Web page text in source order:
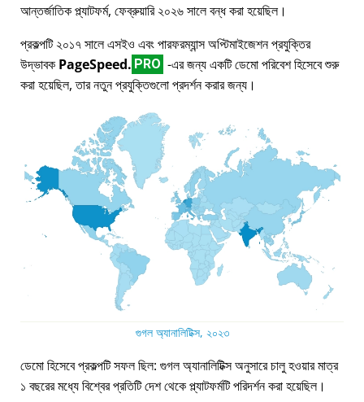
আন্তর্জাতিক প্ল্যাটফর্ম, ফেব্রুয়ারি ২০২৬ সালে বন্ধ করা হয়েছিল।
প্রকল্পটি ২০১৭ সালে এসইও এবং পারফরম্যান্স অপ্টিমাইজেশন প্রযুক্তির
উদ্ভাবক PageSpeed. PRO -এর জন্য একটি ডেমো পরিবেশ হিসেবে শুরু
করা হয়েছিল, তার নতুন প্রযুক্তিগুলো প্রদর্শন করার জন্য।
গুগল অ্যানালিটিক্স, ২০২৩
ডেমো হিসেবে প্রকল্পটি সফল ছিল: গুগল অ্যানালিটিক্স অনুসারে চালু হওয়ার মাত্র
১ বছরের মধ্যে বিশ্বের প্রতিটি দেশ থেকে প্ল্যাটফর্মটি পরিদর্শন করা হয়েছিল।